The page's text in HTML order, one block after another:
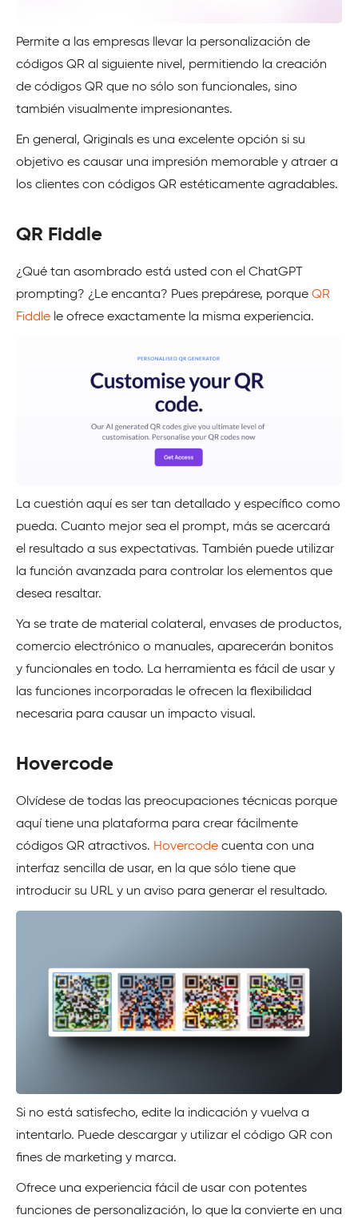
Permite a las empresas llevar la personalización de
códigos QR al siguiente nivel, permitiendo la creación
de códigos QR que no sólo son funcionales, sino
también visualmente impresionantes.
En general, Qriginals es una excelente opción si su
objetivo es causar una impresión memorable y atraer a
los clientes con códigos QR estéticamente agradables.
QR Fiddle
¿Qué tan asombrado está usted con el ChatGPT
prompting? ¿Le encanta? Pues prepárese, porque QR
Fiddle le ofrece exactamente la misma experiencia.
La cuestión aquí es ser tan detallado y específico como
pueda. Cuanto mejor sea el prompt, más se acercará
el resultado a sus expectativas. También puede utilizar
la función avanzada para controlar los elementos que
desea resaltar.
Ya se trate de material colateral, envases de productos,
comercio electrónico o manuales, aparecerán bonitos
y funcionales en todo. La herramienta es fácil de usar y
las funciones incorporadas le ofrecen la flexibilidad
necesaria para causar un impacto visual.
Hovercode
Olvídese de todas las preocupaciones técnicas porque
aquí tiene una plataforma para crear fácilmente
códigos QR atractivos. Hovercode cuenta con una
interfaz sencilla de usar, en la que sólo tiene que
introducir su URL y un aviso para generar el resultado.
Si no está satisfecho, edite la indicación y vuelva a
intentarlo. Puede descargar y utilizar el código QR con
fines de marketing y marca.
Ofrece una experiencia fácil de usar con potentes
funciones de personalización, lo que la convierte en una